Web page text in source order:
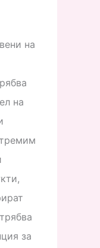
на
на
за